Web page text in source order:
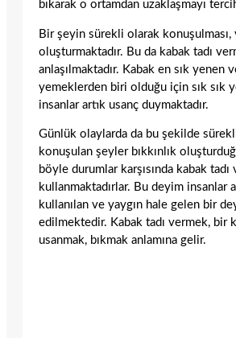
bıkarak o ortamdan uzaklaşmayı
Bir şeyin sürekli olarak konuşulması,
oluşturmaktadır. Bu da kabak tadı
anlaşılmaktadır. Kabak en sık yenen
yemeklerden biri olduğu için sık sık
insanlar artık usanç duymaktadır.
Günlük olaylarda da bu şekilde
konuşulan şeyler bıkkınlık
böyle durumlar karşısında kabak
kullanmaktadırlar. Bu deyim insanlar
kullanılan ve yaygın hale gelen bir
edilmektedir. Kabak tadı vermek, bir
usanmak, bıkmak anlamına gelir.